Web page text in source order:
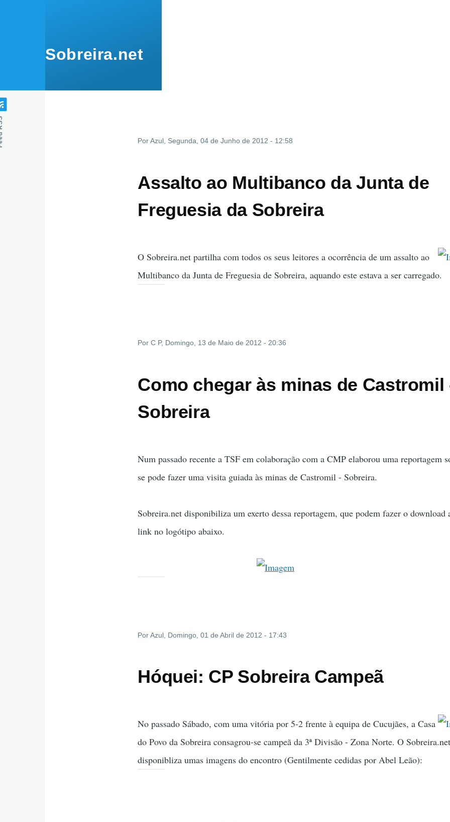
Sobreira.net
PorAzul , Segunda, 04 de Junho de 2012 - 12:58
Assalto ao Multibanco da Junta de
Freguesia da Sobreira
O Sobreira.net partilha com todos os seus leitores a ocorrência de um assalto ao
Multibanco da Junta de Freguesia de Sobreira, aquando este estava a ser carregado.
PorC P, Domingo, 13 de Maio de 2012 - 20:36
Como chegar às minas de Castromil
Sobreira
Num passado recente a TSF em colaboração com a CMP elaborou uma reportagem
se pode fazer uma visita guiada às minas de Castromil - Sobreira.
Sobreira.net disponibiliza um exerto dessa reportagem, que podem fazer o download
link no logótipo abaixo.
PorAzul , Domingo, 01 de Abril de 2012 - 17:43
Hóquei: CP Sobreira Campeã
No passado Sábado, com uma vitória por 5-2 frente à equipa de Cucujães, a Casa
do Povo da Sobreira consagrou-se campeã da 3ª Divisão - Zona Norte. O
disponibliza umas imagens do encontro (Gentilmente cedidas por Abel Leão):